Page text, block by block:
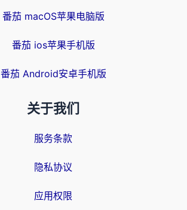
番茄 macOS苹果电脑版
番茄 ios苹果手机版
番茄 Android安卓手机版
关于我们
服务条款
隐私协议
应用权限